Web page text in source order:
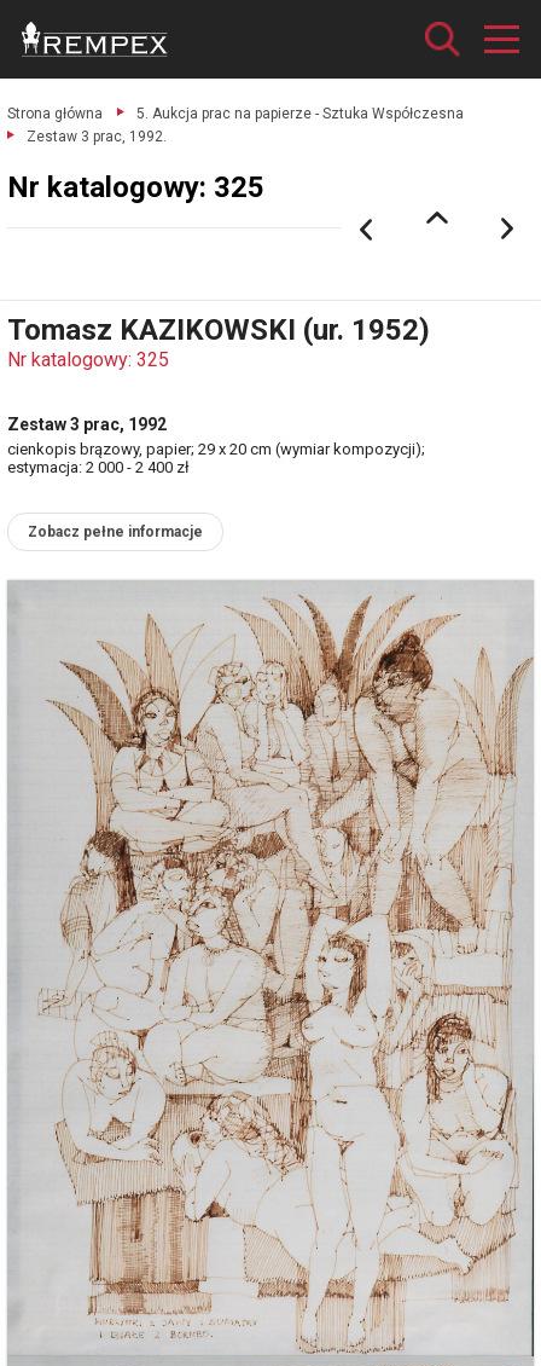
Strona główna
5. Aukcja prac na papierze - Sztuka Współczesna
Zestaw 3 prac, 1992.
Nr katalogowy: 325
Tomasz KAZIKOWSKI (ur. 1952)
Nr katalogowy: 325
Zestaw 3 prac, 1992
cienkopis brązowy, papier; 29 x 20 cm (wymiar kompozycji);
estymacja: 2 000 - 2 400 zł
Zobacz pełne informacje